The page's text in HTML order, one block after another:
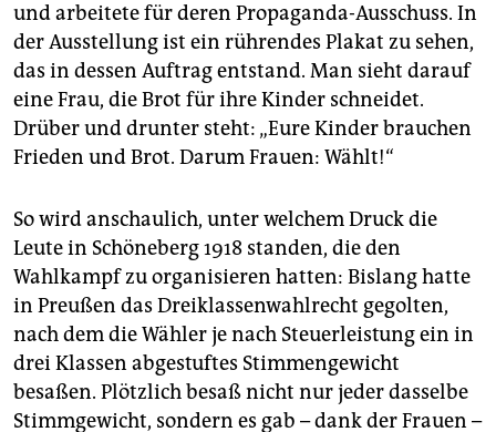
und arbeitete für deren Propaganda-Ausschuss. In
der Ausstellung ist ein rührendes Plakat zu sehen,
das in dessen Auftrag entstand. Man sieht darauf
eine Frau, die Brot für ihre Kinder schneidet.
Drüber und drunter steht: „Eure Kinder brauchen
Frieden und Brot. Darum Frauen: Wählt!“
So wird anschaulich, unter welchem Druck die
Leute in Schöneberg 1918 standen, die den
Wahlkampf zu organisieren hatten: Bislang hatte
in Preußen das Dreiklassenwahlrecht gegolten,
nach dem die Wähler je nach Steuerleistung ein in
drei Klassen abgestuftes Stimmengewicht
besaßen. Plötzlich besaß nicht nur jeder dasselbe
Stimmgewicht, sondern es gab – dank der Frauen –